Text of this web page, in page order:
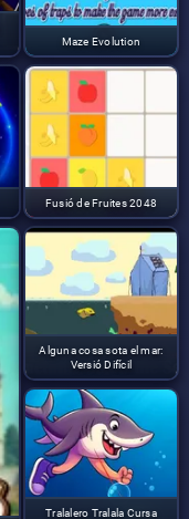
Maze Evolution
Fusió de Fruites 2048
Alguna cosa sota el mar:
Versió Difícil
Tralalero Tralala Cursa